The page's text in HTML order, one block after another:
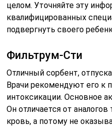
целом. Уточняйте эту
квалифицированных
подвергнуть своего
Фильтрум-Сти
Отличный сорбент,
Врачи рекомендуют его к
интоксикации. Основное
Он отличается от
кровь, а потому не